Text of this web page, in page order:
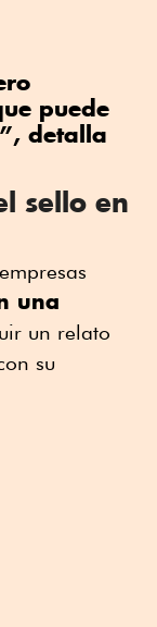
puede
detalla
sello en
una
un relato
su